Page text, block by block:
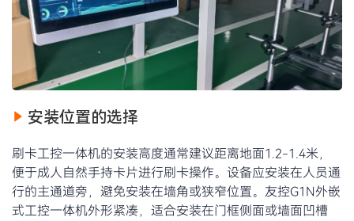
安装位置的选择
刷卡工控一体机的安装高度通常建议距离地面1.2-1.4米，
便于成人自然手持卡片进行刷卡操作。设备应安装在人员通
行的主通道旁，避免安装在墙角或狭窄位置。友控G1N外嵌
式工控一体机外形紧凑，适合安装在门框侧面或墙面凹槽